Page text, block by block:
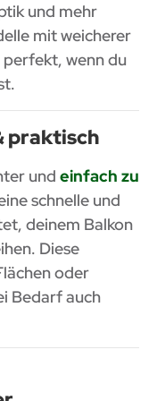
und mehr
mit weicherer
wenn du
praktisch
und einfach zu
schnelle und
deinem Balkon
Diese
oder
Bedarf auch